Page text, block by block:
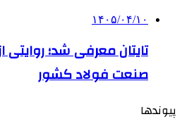
۱۴۰۵/۰۴/۱۰
تایتان معرفی شد؛ روایتی
صنعت فولاد کشور
پیوندها